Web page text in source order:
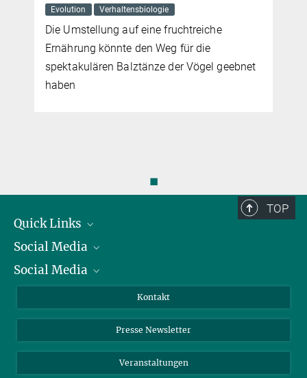
Evolution
Verhaltensbiologie
Die Umstellung auf eine fruchtreiche
Ernährung könnte den Weg für die
spektakulären Balztänze der Vögel geebnet
haben
◼
TOP
Quick Links
Präsident
Zahlen und Fakten
Meldestelle Fehlverhalten
Social Media
Bluesky
Social Media
YouTube
Kontakt
Presse Newsletter
Veranstaltungen